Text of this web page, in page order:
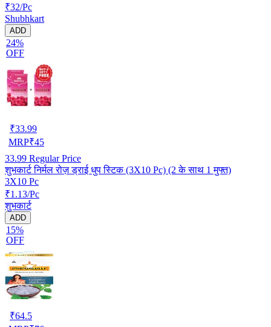
₹32/Pc
Shubhkart
ADD
24%
OFF
₹33.99
MRP₹45
33.99 Regular Price
शुभकार्ट निर्मल रोज़ ड्राई धुप स्टिक (3X10 Pc) (2 के साथ 1 मुफ्त)
3X10 Pc
₹1.13/Pc
शुभकार्ट
ADD
15%
OFF
₹64.5